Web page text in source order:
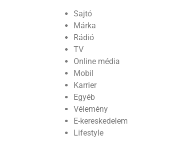
Sajtó
Márka
Rádió
TV
Online média
Mobil
Karrier
Egyéb
Vélemény
E-kereskedelem
Lifestyle